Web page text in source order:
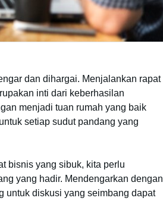
dan dihargai. Menjalankan rapat
inti dari keberhasilan
menjadi tuan rumah yang baik
setiap sudut pandang yang
bisnis yang sibuk, kita perlu
yang hadir. Mendengarkan dengan
untuk diskusi yang seimbang dapat